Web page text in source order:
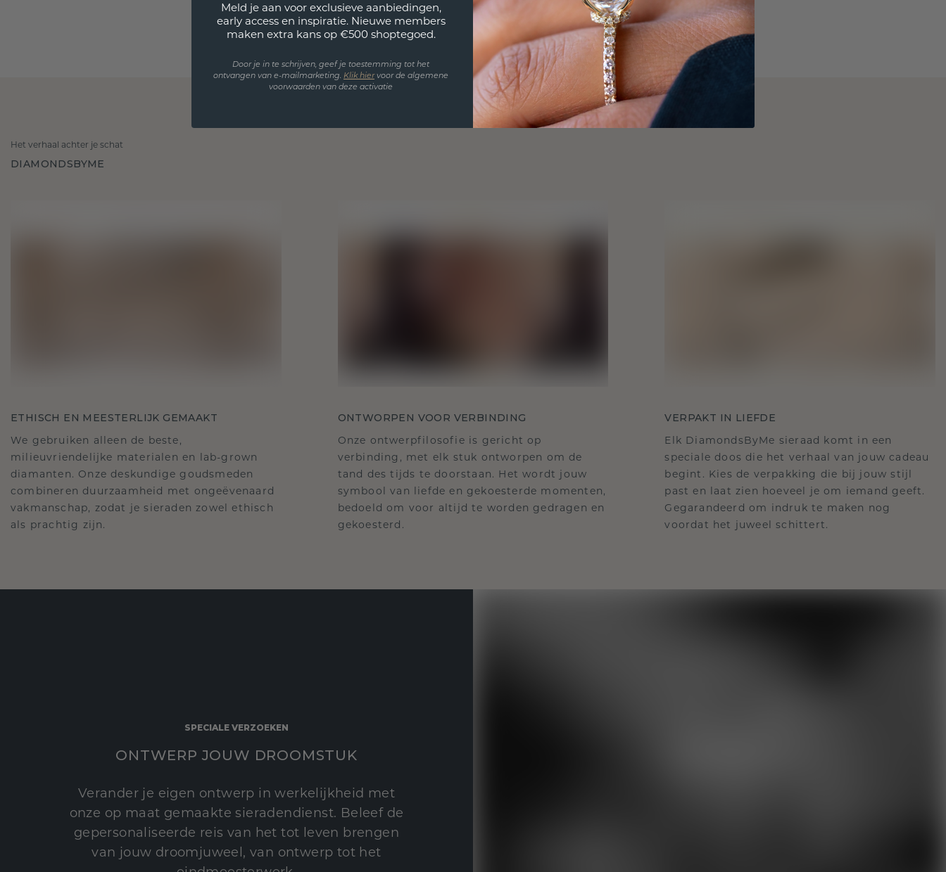
Het verhaal achter je schat
DIAMONDSBYME
ETHISCH EN MEESTERLIJK GEMAAKT
We gebruiken alleen de beste,
milieuvriendelijke materialen en lab-grown
diamanten. Onze deskundige goudsmeden
combineren duurzaamheid met ongeëvenaard
vakmanschap, zodat je sieraden zowel ethisch
als prachtig zijn.
ONTWORPEN VOOR VERBINDING
Onze ontwerpfilosofie is gericht op
verbinding, met elk stuk ontworpen om de
tand des tijds te doorstaan. Het wordt jouw
symbool van liefde en gekoesterde momenten,
bedoeld om voor altijd te worden gedragen en
gekoesterd.
VERPAKT IN LIEFDE
Elk DiamondsByMe sieraad komt in een
speciale doos die het verhaal van jouw cadeau
begint. Kies de verpakking die bij jouw stijl
past en laat zien hoeveel je om iemand geeft.
Gegarandeerd om indruk te maken nog
voordat het juweel schittert.
SPECIALE VERZOEKEN
ONTWERP JOUW DROOMSTUK
Verander je eigen ontwerp in werkelijkheid met
onze op maat gemaakte sieradendienst. Beleef de
gepersonaliseerde reis van het tot leven brengen
van jouw droomjuweel, van ontwerp tot het
Meld je aan voor exclusieve aanbiedingen,
early access en inspiratie. Nieuwe members
maken extra kans op €500 shoptegoed.
Door je in te schrijven, geef je toestemming tot het
ontvangen van e-mailmarketing. Klik hiervoor de algemene
voorwaarden van deze activatie